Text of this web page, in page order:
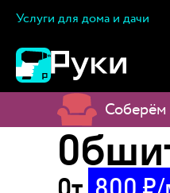
Услуги для дома и дачи
Соберём